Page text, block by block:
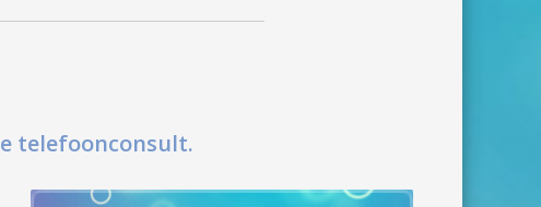
telefoonconsult.